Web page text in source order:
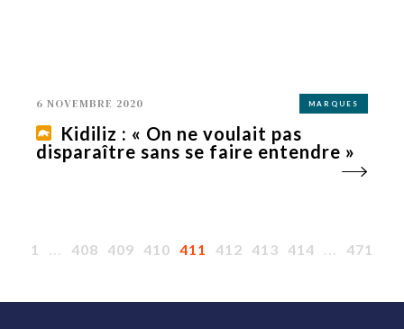
6 NOVEMBRE 2020 MARQUES
Kidiliz : « On ne voulait pas
disparaître sans se faire entendre »
1 ... 408 409 410 411 412 413 414 ... 471